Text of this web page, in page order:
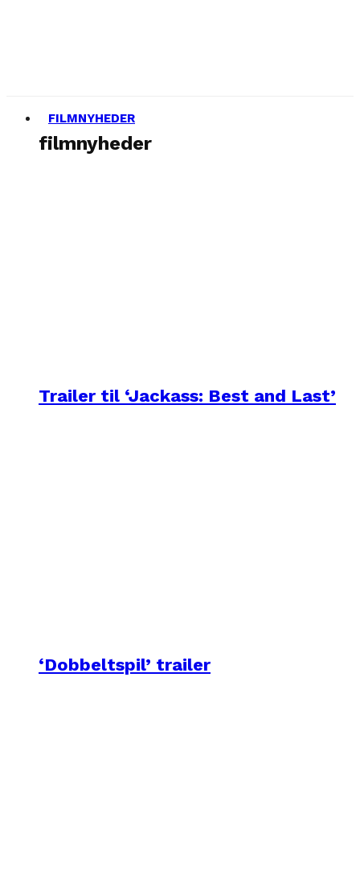
FILMNYHEDER
filmnyheder
Trailer til ‘Jackass: Best and Last’
‘Dobbeltspil’ trailer